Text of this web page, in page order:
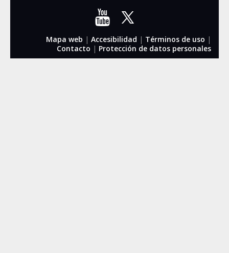
Mapa web | Accesibilidad | Términos de uso |
Contacto | Protección de datos personales